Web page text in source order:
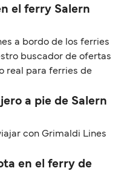
el ferry Salern
a bordo de los ferries
buscador de ofertas
real para ferries de
a pie de Salern
con Grimaldi Lines
en el ferry de